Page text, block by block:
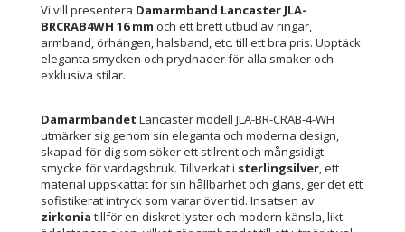
Vi vill presentera Damarmband Lancaster JLA-
BRCRAB4WH 16 mm och ett brett utbud av ringar,
armband, örhängen, halsband, etc. till ett bra pris. Upptäck
eleganta smycken och prydnader för alla smaker och
exklusiva stilar.
Damarmbandet Lancaster modell JLA-BR-CRAB-4-WH
utmärker sig genom sin eleganta och moderna design,
skapad för dig som söker ett stilrent och mångsidigt
smycke för vardagsbruk. Tillverkat i sterlingsilver, ett
material uppskattat för sin hållbarhet och glans, ger det ett
sofistikerat intryck som varar över tid. Insatsen av
zirkonia tillför en diskret lyster och modern känsla, likt